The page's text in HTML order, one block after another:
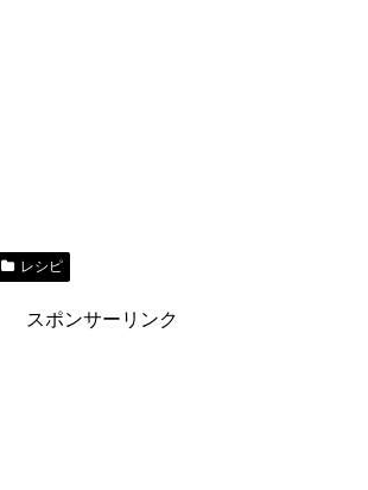
レシピ
スポンサーリンク